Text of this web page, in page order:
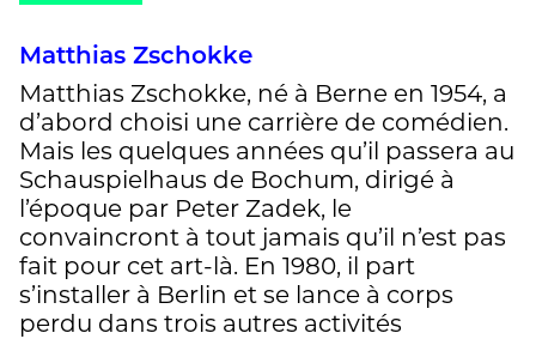
Matthias Zschokke
Matthias Zschokke, né à Berne en 1954, a
d’abord choisi une carrière de comédien.
Mais les quelques années qu’il passera au
Schauspielhaus de Bochum, dirigé à
l’époque par Peter Zadek, le
convaincront à tout jamais qu’il n’est pas
fait pour cet art-là. En 1980, il part
s’installer à Berlin et se lance à corps
perdu dans trois autres activités